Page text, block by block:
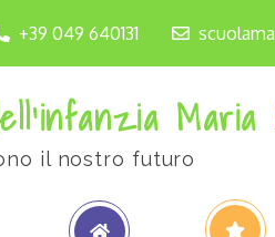
+39 049 640131
Maria
il nostro futuro